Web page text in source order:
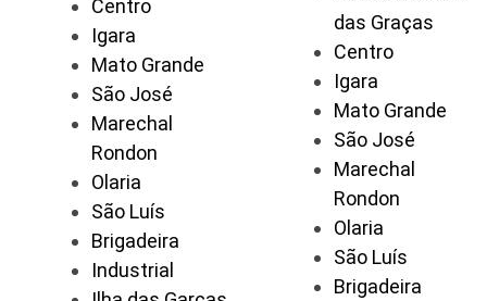
Centro
Igara
Mato Grande
São José
Marechal
Rondon
Olaria
São Luís
Brigadeira
Industrial
das Graças
Centro
Igara
Mato Grande
São José
Marechal
Rondon
Olaria
São Luís
Brigadeira